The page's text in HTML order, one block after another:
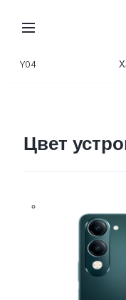
Y04
Цвет